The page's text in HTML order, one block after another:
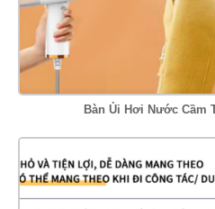
Bàn Ủi Hơi Nước Cầm